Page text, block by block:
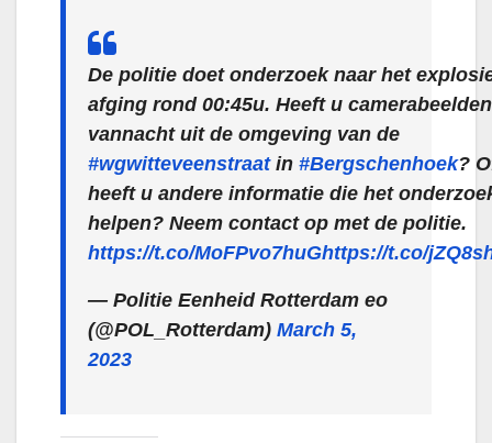
De politie doet onderzoek naar het
afging rond 00:45u. Heeft u
vannacht uit de omgeving van de
#wgwitteveenstraatin #Bergschenhoek?
heeft u andere informatie die het
helpen? Neem contact op met de politie.
https://t.co/MoFPvo7huGhttps://t.co/
— Politie Eenheid Rotterdam eo
(@POL_Rotterdam) March 5,
2023